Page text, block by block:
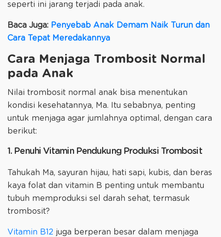
seperti ini jarang terjadi pada anak.
Baca Juga: Penyebab Anak Demam Naik Turun dan
Cara Tepat Meredakannya
Cara Menjaga Trombosit Normal
pada Anak
Nilai trombosit normal anak bisa menentukan
kondisi kesehatannya, Ma. Itu sebabnya, penting
untuk menjaga agar jumlahnya optimal, dengan cara
berikut:
1. Penuhi Vitamin Pendukung Produksi Trombosit
Tahukah Ma, sayuran hijau, hati sapi, kubis, dan beras
kaya folat dan vitamin B penting untuk membantu
tubuh memproduksi sel darah sehat, termasuk
trombosit?
Vitamin B12 juga berperan besar dalam menjaga